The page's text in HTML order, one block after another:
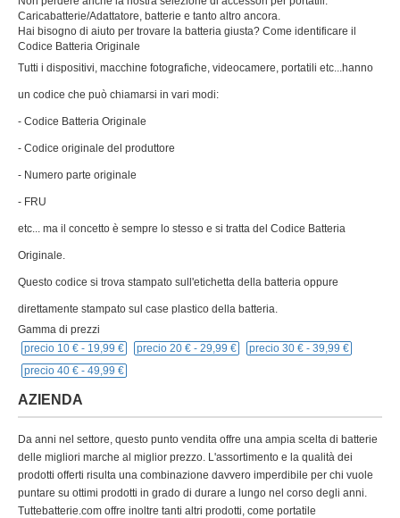
Caricabatterie/Adattatore, batterie e tanto altro ancora.
Hai bisogno di aiuto per trovare la batteria giusta? Come identificare il
Codice Batteria Originale
Tutti i dispositivi, macchine fotografiche, videocamere, portatili etc...hanno
un codice che può chiamarsi in vari modi:
- Codice Batteria Originale
- Codice originale del produttore
- Numero parte originale
- FRU
etc... ma il concetto è sempre lo stesso e si tratta del Codice Batteria
Originale.
Questo codice si trova stampato sull'etichetta della batteria oppure
direttamente stampato sul case plastico della batteria.
Gamma di prezzi
precio 10 € - 19,99 € precio 20 € - 29,99 € precio 30 € - 39,99 €
precio 40 € - 49,99 €
AZIENDA
Da anni nel settore, questo punto vendita offre una ampia scelta di batterie
delle migliori marche al miglior prezzo. L'assortimento e la qualità dei
prodotti offerti risulta una combinazione davvero imperdibile per chi vuole
puntare su ottimi prodotti in grado di durare a lungo nel corso degli anni.
Tuttebatterie.com offre inoltre tanti altri prodotti, come portatile